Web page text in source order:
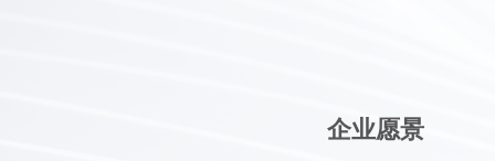
企业愿景